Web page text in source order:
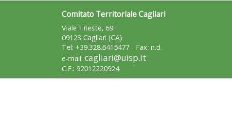
Comitato Territoriale Cagliari
Viale Trieste, 69
09123 Cagliari (CA)
Tel: +39.328.6415477 - Fax: n.d.
e-mail: cagliari@uisp.it
C.F.: 92012220924